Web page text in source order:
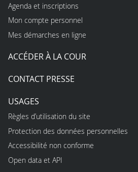
Agenda et inscriptions
Mon compte personnel
Mes démarches en ligne
ACCÉDER À LA COUR
CONTACT PRESSE
USAGES
Règles d’utilisation du site
Protection des données personnelles
Accessibilité non conforme
Open data et API